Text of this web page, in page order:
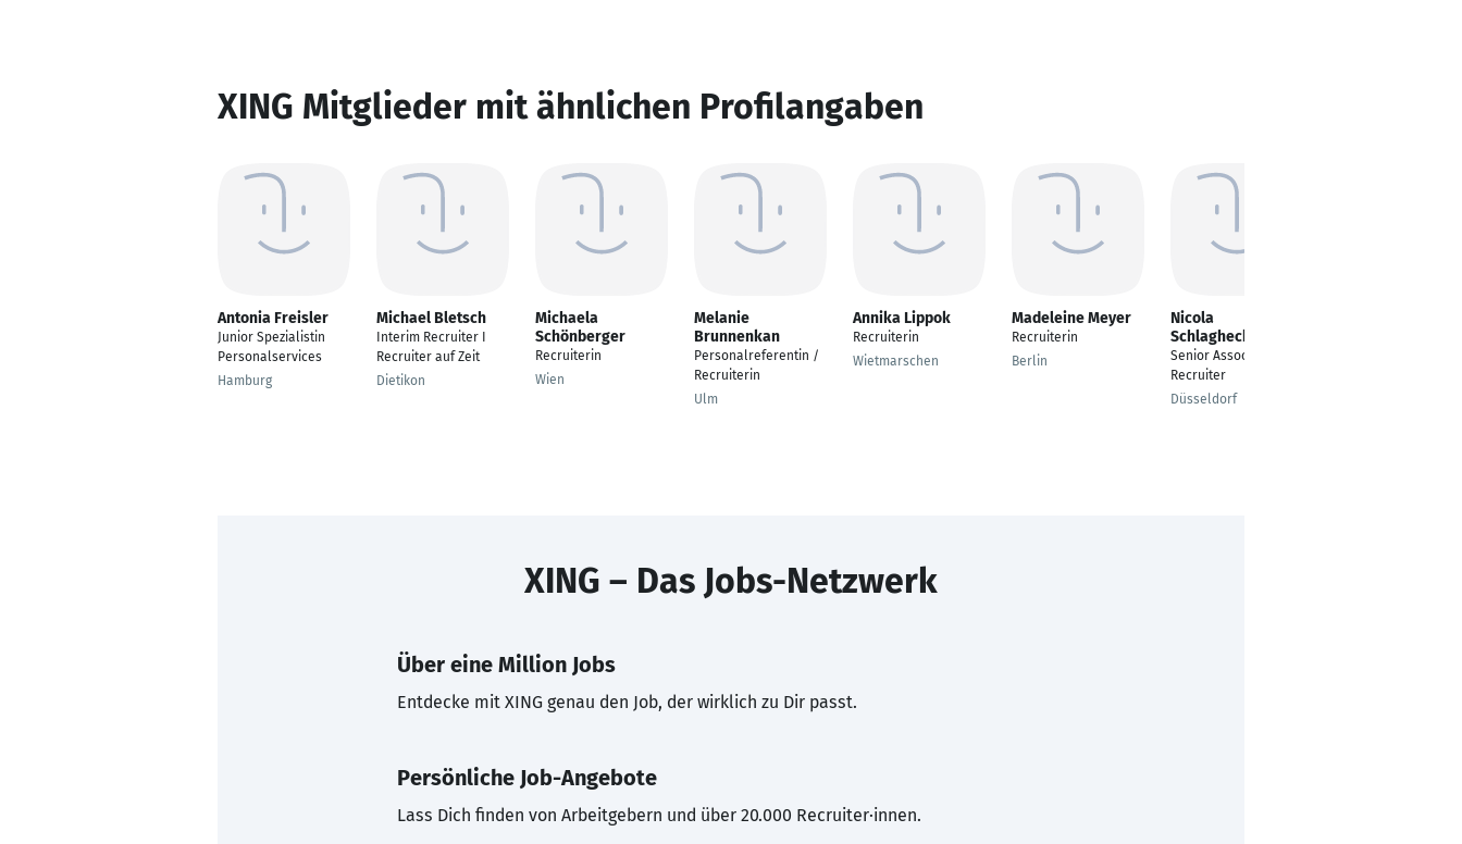
XING Mitglieder mit ähnlichen Profilangaben
Antonia Freisler
Junior Spezialistin
Personalservices
Hamburg
Michael Bletsch
Interim Recruiter I
Recruiter auf Zeit
Dietikon
Michaela
Schönberger
Recruiterin
Wien
Melanie
Brunnenkan
Personalreferentin /
Recruiterin
Ulm
Annika Lippok
Recruiterin
Wietmarschen
Madeleine Meyer
Recruiterin
Berlin
Nicola
Schlaghecken
Senior Associate
Recruiter
Düsseldorf
XING – Das Jobs-Netzwerk
Über eine Million Jobs
Entdecke mit XING genau den Job, der wirklich zu Dir passt.
Persönliche Job-Angebote
Lass Dich finden von Arbeitgebern und über 20.000 Recruiter·innen.